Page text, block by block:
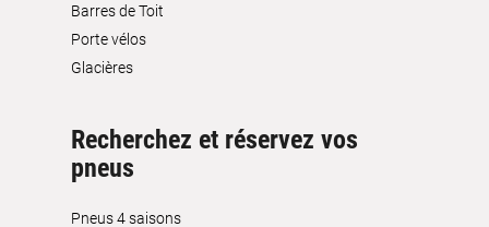
Barres de Toit
Porte vélos
Glacières
Recherchez et réservez vos
pneus
Pneus 4 saisons